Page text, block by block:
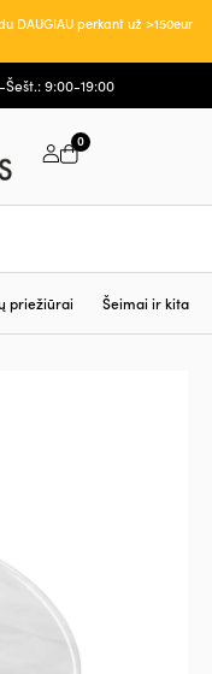
DAUGIAU perkant už >150eur
9:00-19:00
0
priežiūrai Šeimai ir kita